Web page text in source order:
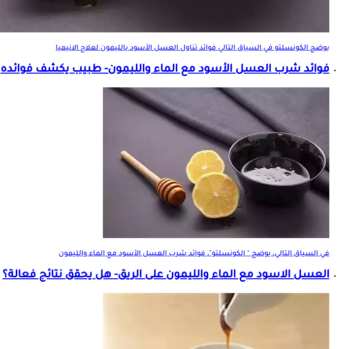
يوضح الكونسلتو في السياق التالي فوائد تناولالعسل الأسود بالليمونلعلاج الانيميا
فوائد شرب العسل الأسود مع الماء والليمون- طبيب يكشف فوائده
في السياق التالي، يوضح " الكونسلتو"، فوائد شرب العسل الأسود مع الماء والليمون
العسل الاسود مع الماء والليمون على الريق- هل يحقق نتائج فعالة؟